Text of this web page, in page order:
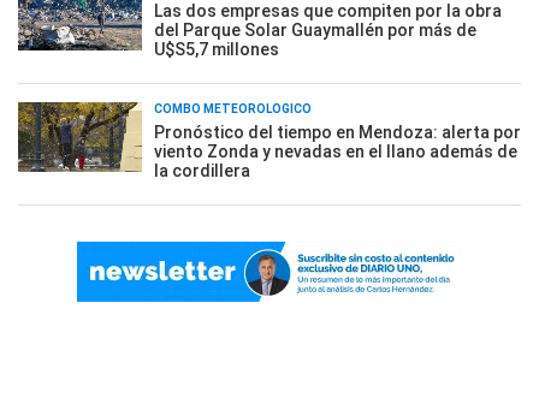
Las dos empresas que compiten por la obra
del Parque Solar Guaymallén por más de
U$S5,7 millones
COMBO METEOROLÓGICO
Pronóstico del tiempo en Mendoza: alerta por
viento Zonda y nevadas en el llano además de
la cordillera